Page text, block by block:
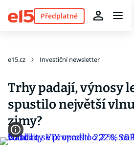
Předplatné
e15.cz Investiční newsletter
Trhy padají, výnosy
spustilo největší
zimy?